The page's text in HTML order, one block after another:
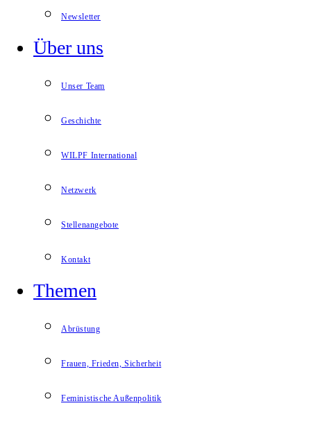
Newsletter
Über uns
Unser Team
Geschichte
WILPF International
Netzwerk
Stellenangebote
Kontakt
Themen
Abrüstung
Frauen, Frieden, Sicherheit
Feministische Außenpolitik